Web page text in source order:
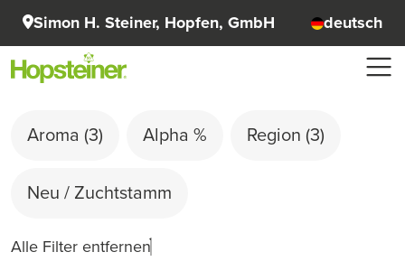
Simon H. Steiner, Hopfen, GmbH deutsch
Aroma (3) Alpha % Region (3)
Neu / Zuchtstamm
Alle Filter entfernen